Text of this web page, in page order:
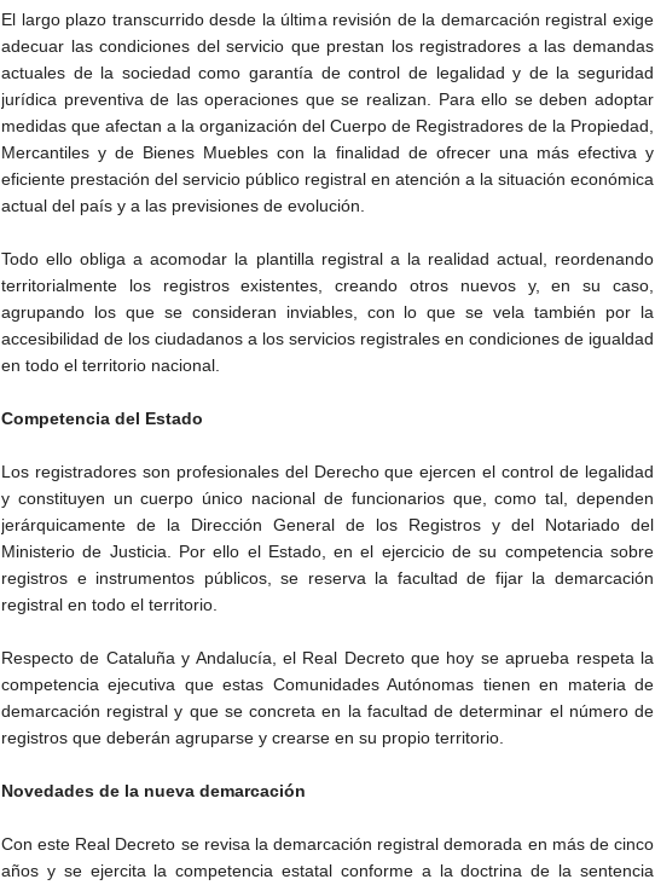
El largo plazo transcurrido desde la última revisión de la demarcación registral exige
adecuar las condiciones del servicio que prestan los registradores a las demandas
actuales de la sociedad como garantía de control de legalidad y de la seguridad
jurídica preventiva de las operaciones que se realizan. Para ello se deben adoptar
medidas que afectan a la organización del Cuerpo de Registradores de la Propiedad,
Mercantiles y de Bienes Muebles con la finalidad de ofrecer una más efectiva y
eficiente prestación del servicio público registral en atención a la situación económica
actual del país y a las previsiones de evolución.
Todo ello obliga a acomodar la plantilla registral a la realidad actual, reordenando
territorialmente los registros existentes, creando otros nuevos y, en su caso,
agrupando los que se consideran inviables, con lo que se vela también por la
accesibilidad de los ciudadanos a los servicios registrales en condiciones de igualdad
en todo el territorio nacional.
Competencia del Estado
Los registradores son profesionales del Derecho que ejercen el control de legalidad
y constituyen un cuerpo único nacional de funcionarios que, como tal, dependen
jerárquicamente de la Dirección General de los Registros y del Notariado del
Ministerio de Justicia. Por ello el Estado, en el ejercicio de su competencia sobre
registros e instrumentos públicos, se reserva la facultad de fijar la demarcación
registral en todo el territorio.
Respecto de Cataluña y Andalucía, el Real Decreto que hoy se aprueba respeta la
competencia ejecutiva que estas Comunidades Autónomas tienen en materia de
demarcación registral y que se concreta en la facultad de determinar el número de
registros que deberán agruparse y crearse en su propio territorio.
Novedades de la nueva demarcación
Con este Real Decreto se revisa la demarcación registral demorada en más de cinco
años y se ejercita la competencia estatal conforme a la doctrina de la sentencia